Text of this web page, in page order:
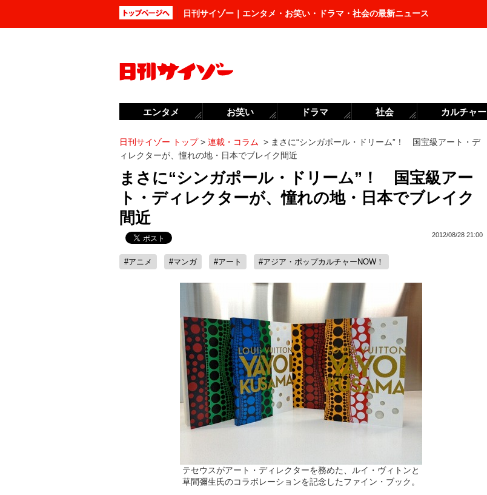
日刊サイゾー｜エンタメ・お笑い・ドラマ・社会の最新ニュース
日刊サイゾー トップ> 連載・コラム > まさに“シンガポール・ドリーム”！ 国宝級アート・デ
ィレクターが、憧れの地・日本でブレイク間近
まさに“シンガポール・ドリーム”！ 国宝級アー
ト・ディレクターが、憧れの地・日本でブレイク
間近
2012/08/28 21:00
#アニメ #マンガ #アート #アジア・ポップカルチャーNOW！
テセウスがアート・ディレクターを務めた、ルイ・ヴィトンと
草間彌生氏のコラボレーションを記念したファイン・ブック。
エンタメ お笑い ドラマ 社会 カルチャー